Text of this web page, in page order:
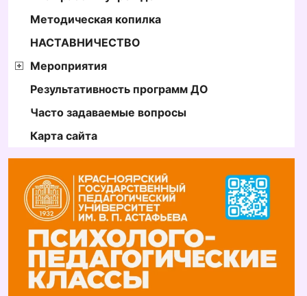
Методическая копилка
НАСТАВНИЧЕСТВО
Мероприятия
Результативность программ ДО
Часто задаваемые вопросы
Карта сайта